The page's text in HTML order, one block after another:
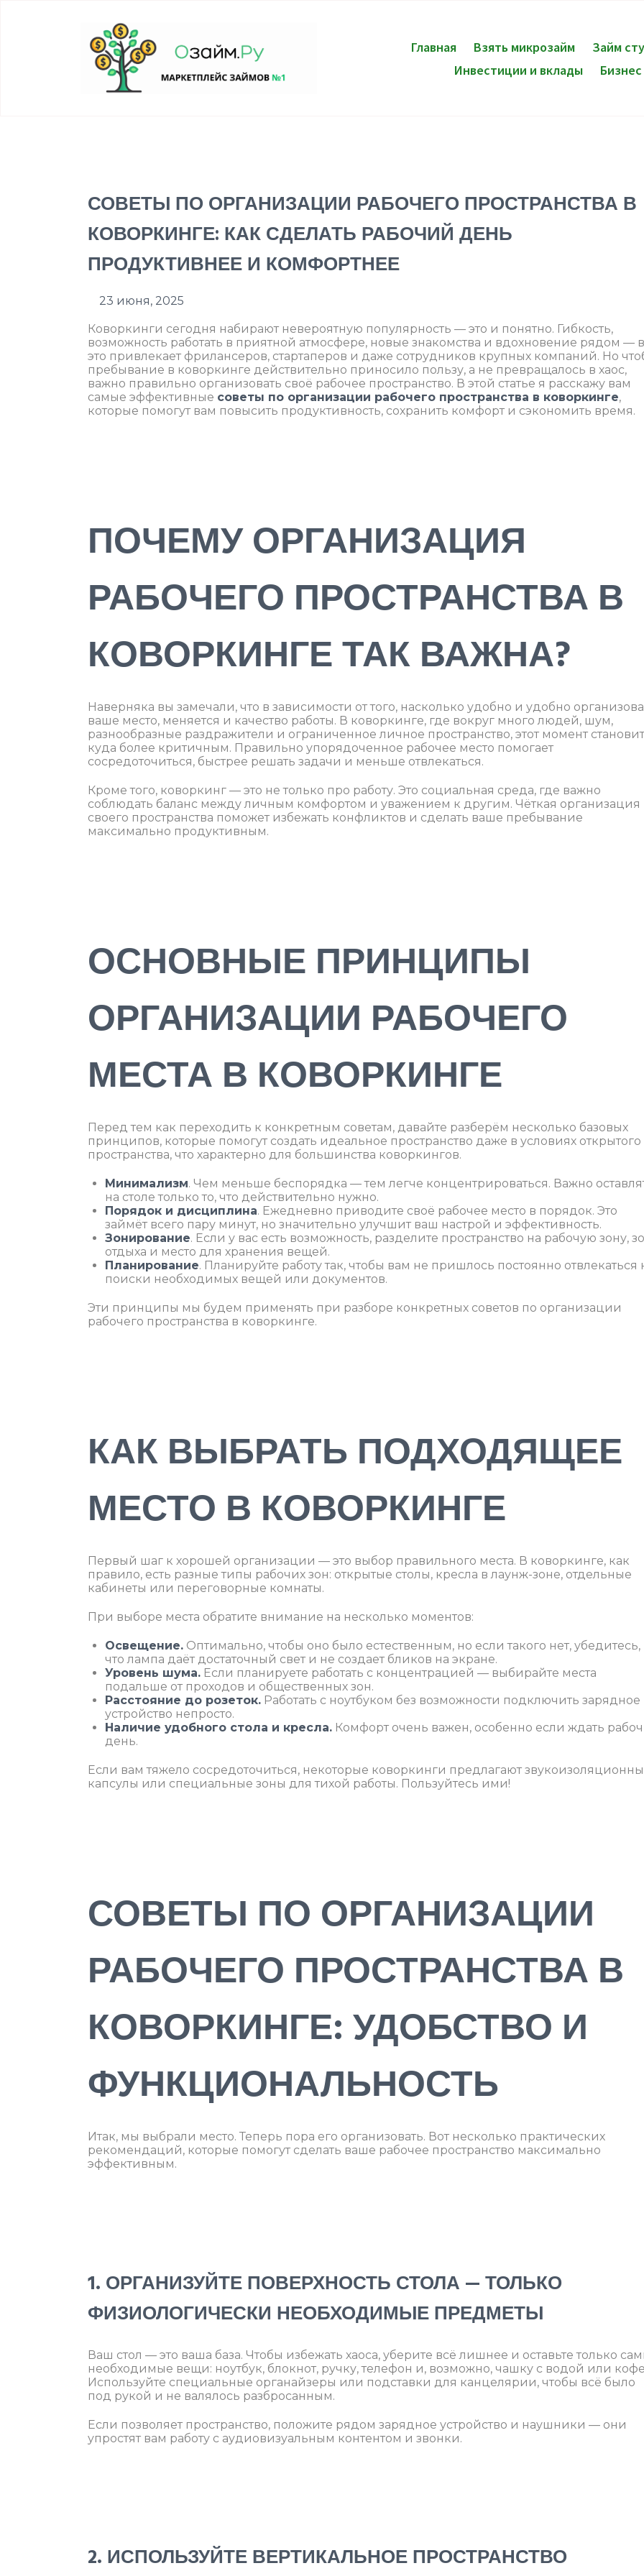
Главная Взять микрозайм Займ
Инвестиции и вклады
Бизнес
СОВЕТЫ ПО ОРГАНИЗАЦИИ РАБОЧЕГО ПРОСТРАНСТВА В
КОВОРКИНГЕ: КАК СДЕЛАТЬ РАБОЧИЙ ДЕНЬ
ПРОДУКТИВНЕЕ И КОМФОРТНЕЕ
23 июня, 2025
Коворкинги сегодня набирают невероятную популярность — это и понятно. Гибкость,
возможность работать в приятной атмосфере, новые знакомства и вдохновение рядом —
это привлекает фрилансеров, стартаперов и даже сотрудников крупных компаний. Но
пребывание в коворкинге действительно приносило пользу, а не превращалось в хаос,
важно правильно организовать своё рабочее пространство. В этой статье я расскажу вам
самые эффективные советы по организации рабочего пространства в коворкинге,
которые помогут вам повысить продуктивность, сохранить комфорт и сэкономить время.
ПОЧЕМУ ОРГАНИЗАЦИЯ
РАБОЧЕГО ПРОСТРАНСТВА В
КОВОРКИНГЕ ТАК ВАЖНА?
Наверняка вы замечали, что в зависимости от того, насколько удобно и удобно
ваше место, меняется и качество работы. В коворкинге, где вокруг много людей, шум,
разнообразные раздражители и ограниченное личное пространство, этот момент
куда более критичным. Правильно упорядоченное рабочее место помогает
сосредоточиться, быстрее решать задачи и меньше отвлекаться.
Кроме того, коворкинг — это не только про работу. Это социальная среда, где важно
соблюдать баланс между личным комфортом и уважением к другим. Чёткая организация
своего пространства поможет избежать конфликтов и сделать ваше пребывание
максимально продуктивным.
ОСНОВНЫЕ ПРИНЦИПЫ
ОРГАНИЗАЦИИ РАБОЧЕГО
МЕСТА В КОВОРКИНГЕ
Перед тем как переходить к конкретным советам, давайте разберём несколько базовых
принципов, которые помогут создать идеальное пространство даже в условиях открытого
пространства, что характерно для большинства коворкингов.
Минимализм. Чем меньше беспорядка — тем легче концентрироваться. Важно
на столе только то, что действительно нужно.
Порядок и дисциплина. Ежедневно приводите своё рабочее место в порядок. Это
займёт всего пару минут, но значительно улучшит ваш настрой и эффективность.
Зонирование. Если у вас есть возможность, разделите пространство на рабочую зону,
отдыха и место для хранения вещей.
Планирование. Планируйте работу так, чтобы вам не пришлось постоянно отвлекаться
поиски необходимых вещей или документов.
Эти принципы мы будем применять при разборе конкретных советов по организации
рабочего пространства в коворкинге.
КАК ВЫБРАТЬ ПОДХОДЯЩЕЕ
МЕСТО В КОВОРКИНГЕ
Первый шаг к хорошей организации — это выбор правильного места. В коворкинге, как
правило, есть разные типы рабочих зон: открытые столы, кресла в лаунж-зоне, отдельные
кабинеты или переговорные комнаты.
При выборе места обратите внимание на несколько моментов:
Освещение. Оптимально, чтобы оно было естественным, но если такого нет, убедитесь,
что лампа даёт достаточный свет и не создает бликов на экране.
Уровень шума. Если планируете работать с концентрацией — выбирайте места
подальше от проходов и общественных зон.
Расстояние до розеток. Работать с ноутбуком без возможности подключить зарядное
устройство непросто.
Наличие удобного стола и кресла. Комфорт очень важен, особенно если ждать
день.
Если вам тяжело сосредоточиться, некоторые коворкинги предлагают
капсулы или специальные зоны для тихой работы. Пользуйтесь ими!
СОВЕТЫ ПО ОРГАНИЗАЦИИ
РАБОЧЕГО ПРОСТРАНСТВА В
КОВОРКИНГЕ: УДОБСТВО И
ФУНКЦИОНАЛЬНОСТЬ
Итак, мы выбрали место. Теперь пора его организовать. Вот несколько практических
рекомендаций, которые помогут сделать ваше рабочее пространство максимально
эффективным.
1. ОРГАНИЗУЙТЕ ПОВЕРХНОСТЬ СТОЛА — ТОЛЬКО
ФИЗИОЛОГИЧЕСКИ НЕОБХОДИМЫЕ ПРЕДМЕТЫ
Ваш стол — это ваша база. Чтобы избежать хаоса, уберите всё лишнее и оставьте только
необходимые вещи: ноутбук, блокнот, ручку, телефон и, возможно, чашку с водой или
Используйте специальные органайзеры или подставки для канцелярии, чтобы всё было
под рукой и не валялось разбросанным.
Если позволяет пространство, положите рядом зарядное устройство и наушники — они
упростят вам работу с аудиовизуальным контентом и звонки.
2. ИСПОЛЬЗУЙТЕ ВЕРТИКАЛЬНОЕ ПРОСТРАНСТВО